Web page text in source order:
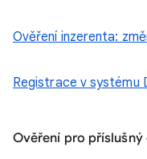
Ověření inzerenta:
Registrace v systému
Ověření pro příslušný